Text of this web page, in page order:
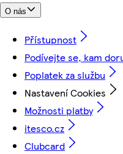
O nás
Přístupnost
Podívejte se, kam
Poplatek za službu
Nastavení Cookies
Možnosti platby
itesco.cz
Clubcard